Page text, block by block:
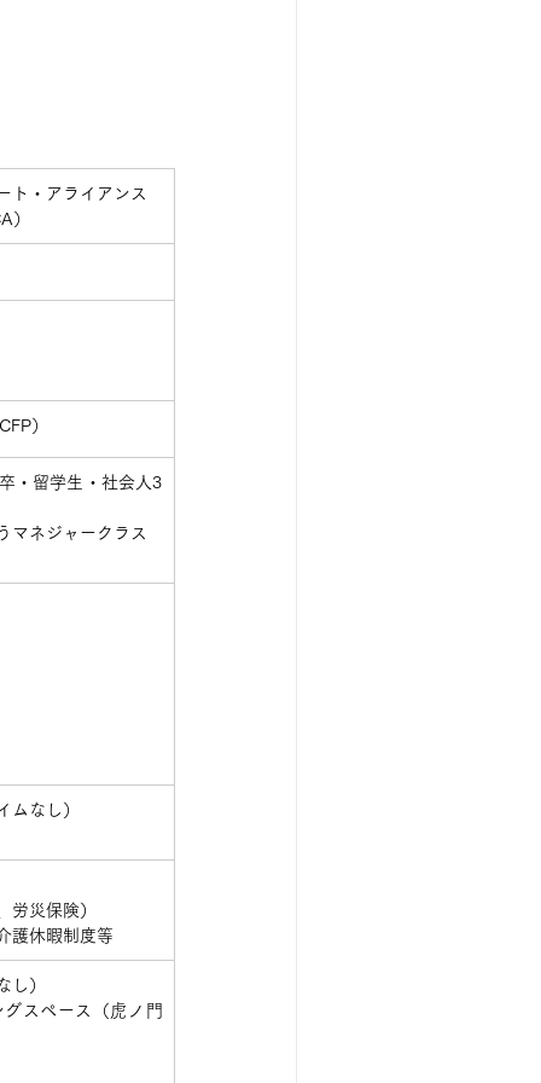
ト・アライアンス
）
）
・留学生・社会人3
マネジャークラス
ムなし）
労災保険）
護休暇制度等
し）
スペース（虎ノ門